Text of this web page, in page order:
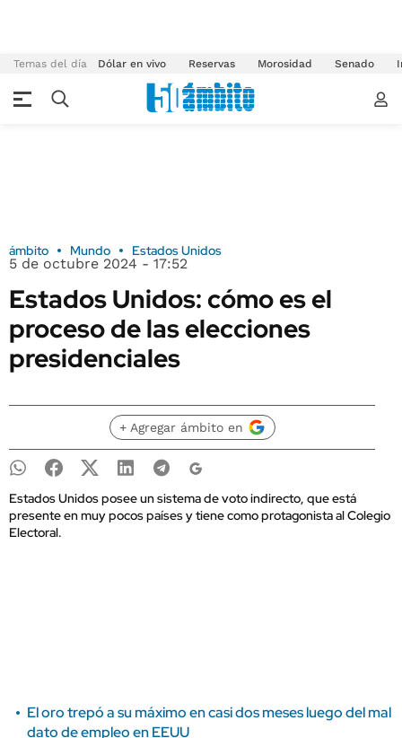
Temas del día Dólar en vivo Reservas Morosidad Senado
ámbito Mundo Estados Unidos
5 de octubre 2024 - 17:52
Estados Unidos: cómo es el
proceso de las elecciones
presidenciales
+ Agregar ámbito en
Estados Unidos posee un sistema de voto indirecto, que está
presente en muy pocos países y tiene como protagonista al Colegio
Electoral.
El oro trepó a su máximo en casi dos meses luego del mal
dato de empleo en EEUU